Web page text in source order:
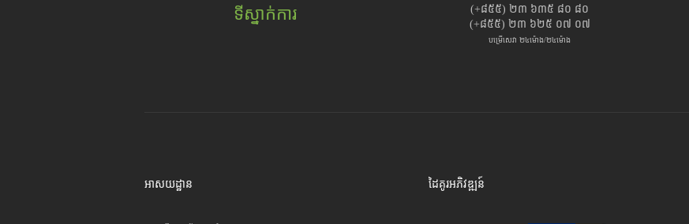
ទីស្នាក់ការ
(+៨៥៥) ២៣ ៦៣៥ ៨០ ៨០
(+៨៥៥) ២៣ ៦២៥ ០៧ ០៧
បម្រើសេវា ២៤ម៉ោង/២៤ម៉ោង
អាសយដ្ឋាន ដៃគូរអភិវឌ្ឍន៍